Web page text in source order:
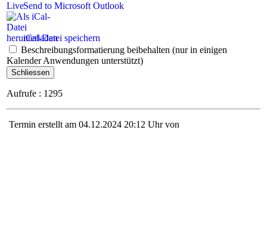
Send to Microsoft Outlook
iCal-Datei speichern
Beschreibungsformatierung beibehalten (nur in einigen
Kalender Anwendungen unterstützt)
Schliessen
Aufrufe : 1295
Termin erstellt am 04.12.2024 20:12 Uhr von